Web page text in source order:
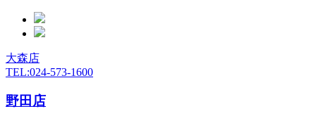
大森店
TEL:024-573-1600
野田店